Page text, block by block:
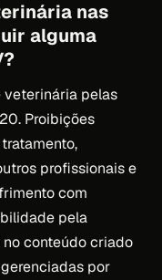
nas
alguma
veterinária pelas
Proibições
profissionais e
com
pela
conteúdo criado
por